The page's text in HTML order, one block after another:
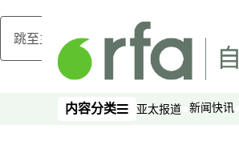
跳至主内容
内容分类
内容分类 亚太报道 新闻快讯